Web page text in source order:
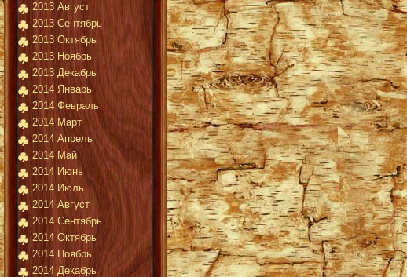
2013 Август
2013 Сентябрь
2013 Октябрь
2013 Ноябрь
2013 Декабрь
2014 Январь
2014 Февраль
2014 Март
2014 Апрель
2014 Май
2014 Июнь
2014 Июль
2014 Август
2014 Сентябрь
2014 Октябрь
2014 Ноябрь
2014 Декабрь